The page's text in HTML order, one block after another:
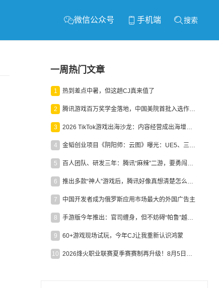
微信公众号 手机端 搜索
一周热门文章
1 热到差点中暑，但这趟CJ真来值了
2 腾讯游戏百万奖学金落地，中国美院首批入选作品获业内关注
3 2026 TikTok游戏出海沙龙：内容经营成出海增长新引擎
4 金韬创业项目《阴阳师：云图》曝光：UE5、三端互通、ARPG
5 百人团队、研发三年：腾讯“麻辣”二游，要勇闯男性恋爱市场
6 推出多款“神人”游戏后，腾讯好像真想清楚怎么做二次元了
7 中国开发者成为俄罗斯应用市场最大的外国广告主
8 手游版今年推出：官司缠身，但不妨碍“帕鲁”越来越火
9 60+游戏现场试玩，今年CJ让我重新认识鸿蒙
10 2026烽火职业联赛夏季赛赛制再升级！8月5日起24支战队集结开战！